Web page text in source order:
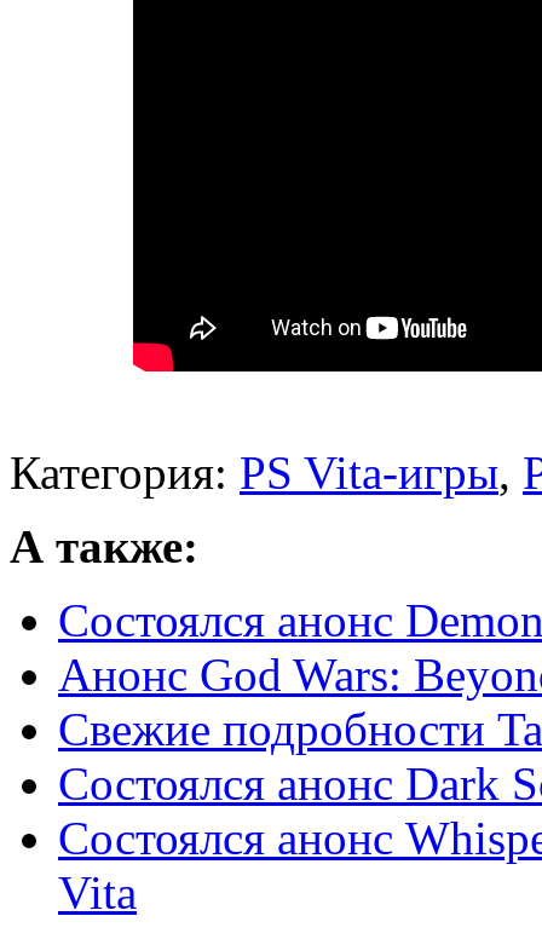
Категория: PS Vita-игры,
А также:
Состоялся анонс
Анонс God Wars:
Свежие подробности
Состоялся анонс Dark
Состоялся анонс
Vita